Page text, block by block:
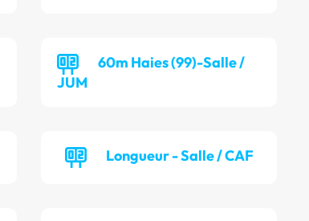
60m Haies (99)-Salle /
JUM
Longueur - Salle / CAF